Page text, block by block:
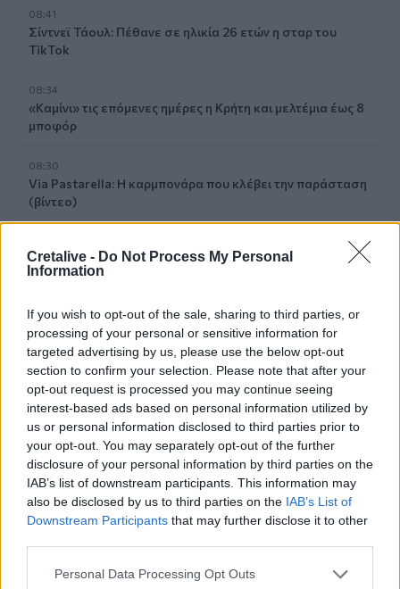
Cretalive - Do Not Process My Personal
Information
If you wish to opt-out of the sale, sharing to third parties, or
processing of your personal or sensitive information for
targeted advertising by us, please use the below opt-out
section to confirm your selection. Please note that after your
opt-out request is processed you may continue seeing
interest-based ads based on personal information utilized by
us or personal information disclosed to third parties prior to
your opt-out. You may separately opt-out of the further
disclosure of your personal information by third parties on the
IAB’s list of downstream participants. This information may
also be disclosed by us to third parties on the IAB’s List of
Downstream Participants that may further disclose it to other
Personal Data Processing Opt Outs
08:41
Σίντνεϊ Τάουλ: Πέθανε σε ηλικία 26 ετών η σταρ του
TikTok
08:34
«Καμίνι» τις επόμενες ημέρες η Κρήτη και μελτέμια έως 8
μποφόρ
08:30
Via Pastarella: Η καρμπονάρα που κλέβει την παράσταση
(βίντεο)
Φωτιά σε εγκαταλελειμμένο κτίριο στο Μοσχάτο
ΟΦΗ: Αυτός πρέπει να είναι, καταρχήν, ο στόχος στο
Σούπερ Καπ
08:08
Πυρά σε λύκειο στην Ταϊλάνδη - Τουλάχιστον 2 νεκροί
08:06
«Τριλογία» επετειακών εκδηλώσεων 160 ετών από την
Αρκαδική Εθελοθυσία
07:59
Τα πρωτοσέλιδα των εφημερίδων
07:52
Σεισμός 5,8 βαθμών στις δυτικές Φιλιππίνες